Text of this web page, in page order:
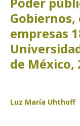
empresas
de México,
Luz María Uhthoff